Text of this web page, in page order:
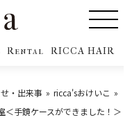
Rental RICCA HAIR
・出来事
ricca'sおけいこ
＜手鏡ケースができました！＞